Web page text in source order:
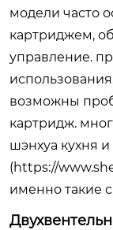
модели часто
картриджем,
управление.
возможны
картридж.
шэнхуа кухня
(https://
именно такие